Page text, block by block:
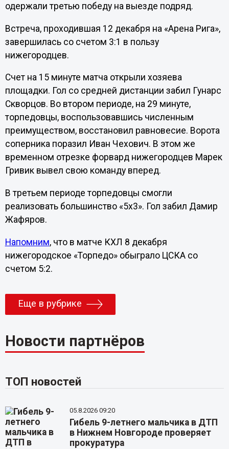
одержали третью победу на выезде подряд.
Встреча, проходившая 12 декабря на «Арена Рига»,
завершилась со счетом 3:1 в пользу
нижегородцев.
Счет на 15 минуте матча открыли хозяева
площадки. Гол со средней дистанции забил Гунарс
Скворцов. Во втором периоде, на 29 минуте,
торпедовцы, воспользовавшись численным
преимуществом, восстановил равновесие. Ворота
соперника поразил Иван Чехович. В этом же
временном отрезке форвард нижегородцев Марек
Гривик вывел свою команду вперед.
В третьем периоде торпедовцы смогли
реализовать большинство «5х3». Гол забил Дамир
Жафяров.
Напомним, что в матче КХЛ 8 декабря
нижегородское «Торпедо» обыграло ЦСКА со
счетом 5:2.
Еще в рубрике
Новости партнёров
ТОП новостей
05.8.2026 09:20
Гибель 9-летнего мальчика в ДТП
в Нижнем Новгороде проверяет
прокуратура